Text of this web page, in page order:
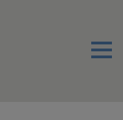
Menu